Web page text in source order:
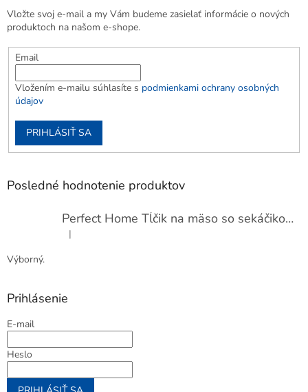
Vložte svoj e-mail a my Vám budeme zasielať informácie o nových
produktoch na našom e-shope.
Email
Vložením e-mailu súhlasíte s podmienkami ochrany osobných
údajov
PRIHLÁSIŤ SA
Posledné hodnotenie produktov
Perfect Home Tĺčik na mäso so sekáčikom, 56893
Hodnotenie produktu je 5 z 5 hviezdičiek.
|
Výborný.
Prihlásenie
E-mail
Heslo